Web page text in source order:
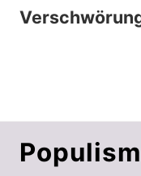
Menu
Zum
Zur